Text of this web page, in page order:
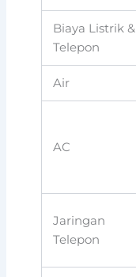
Biaya Listrik &
Telepon
Air
AC
Jaringan
Telepon